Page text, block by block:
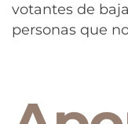
votantes de
personas que